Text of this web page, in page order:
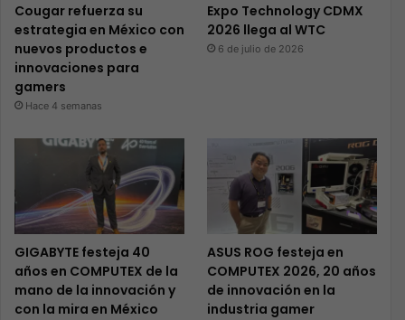
Cougar refuerza su
estrategia en México con
nuevos productos e
innovaciones para
gamers
Hace 4 semanas
Expo Technology CDMX
2026 llega al WTC
6 de julio de 2026
GIGABYTE festeja 40
años en COMPUTEX de la
mano de la innovación y
con la mira en México
ASUS ROG festeja en
COMPUTEX 2026, 20 años
de innovación en la
industria gamer